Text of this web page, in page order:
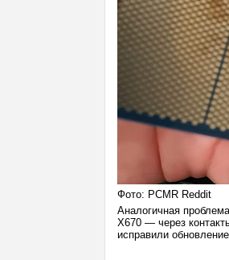
Фото: PCMR Reddit
Аналогичная
X670 — через
исправили